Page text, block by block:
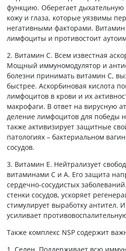
функцию. Оберегает
кожу и глаза, которые уязвимы
негативными факторами. Витамин
лимфоциты и противостоит
2. Витамин С. Всем известная
Мощный иммуномодулятор и
болезни принимать витамин С,
быстрее. Аскорбиновая кислота
лимфоцитов в крови и их
макрофаги. В ответ на вирусную
деление лимфоцитов для победы
также активизирует защитные
патологиях – бактериальном
сосудов.
3. Витамин Е. Нейтрализует
витаминами С и А. Его защита
сердечно-сосудистых
стенки сосудов, ускоряет
стимулирует выработку антител.
усиливает
Также комплекс NSP содержит